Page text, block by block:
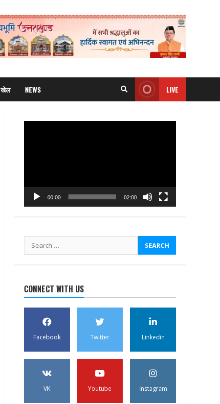
खेल NEWS LIVE
00:00 02:00
Search
for:
CONNECT WITH US
Facebook Twitter Linkedin
VK Youtube Instagram